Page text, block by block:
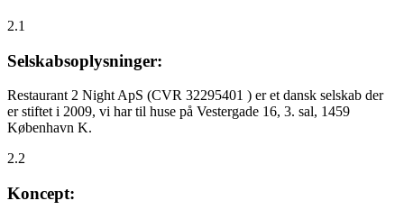
2.1
Selskabsoplysninger:
Restaurant 2 Night ApS (CVR 32295401 ) er et dansk selskab der
er stiftet i 2009, vi har til huse på Vestergade 16, 3. sal, 1459
København K.
2.2
Koncept: